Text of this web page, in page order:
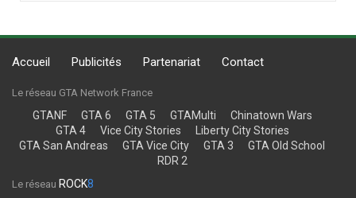
Accueil Publicités Partenariat Contact
Le réseau GTA Network France
GTANF GTA 6 GTA 5 GTAMulti
Chinatown Wars
GTA 4
Vice City Stories
Liberty City Stories
GTA San Andreas
GTA Vice City GTA 3
GTA Old School
RDR 2
Le réseau ROCK8